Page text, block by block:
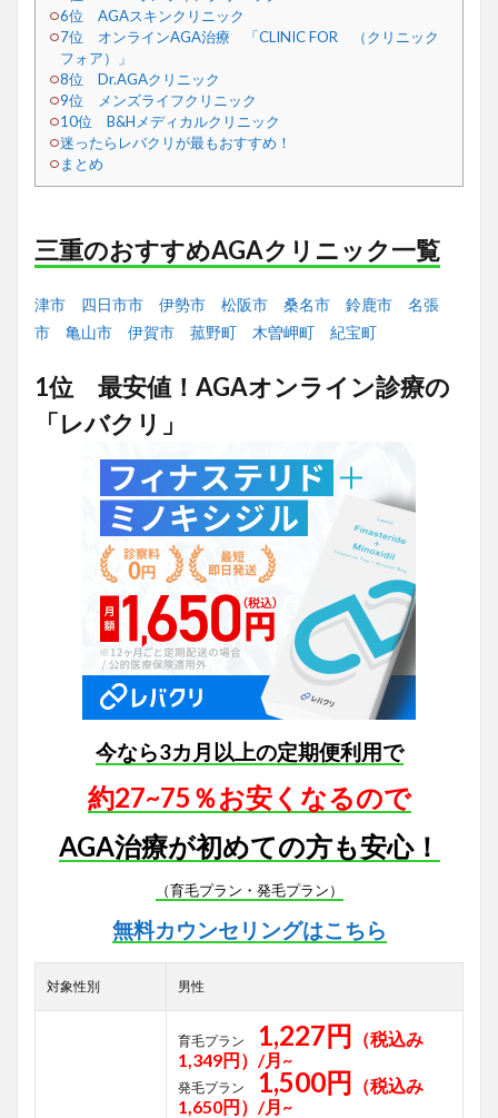
6位 AGAスキンクリニック
7位 オンラインAGA治療 「CLINIC FOR （クリニック
フォア）」
8位 Dr.AGAクリニック
9位 メンズライフクリニック
10位 B&Hメディカルクリニック
迷ったらレバクリが最もおすすめ！
まとめ
三重のおすすめAGAクリニック一覧
津市 四日市市 伊勢市 松阪市 桑名市 鈴鹿市
名張
市
亀山市 伊賀市 菰野町 木曽岬町 紀宝町
1位 最安値！AGAオンライン診療の
「レバクリ」
今なら3カ月以上の定期便利用で
約27~75％お安くなるので
AGA治療が初めての方も安心！
（育毛プラン・発毛プラン）
無料カウンセリングはこちら
対象性別 男性
育毛プラン 1,227円 （税込み
1,349円）/月~
発毛プラン 1,500円 （税込み
1,650円）/月~